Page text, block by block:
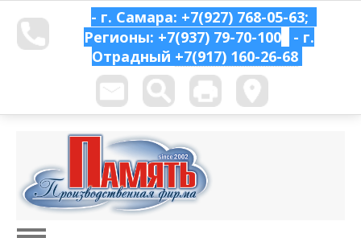
- г. Самара: +7(927) 768-05-63;
Регионы: +7(937) 79-70-100
- г.
Отрадный +7(917) 160-26-68